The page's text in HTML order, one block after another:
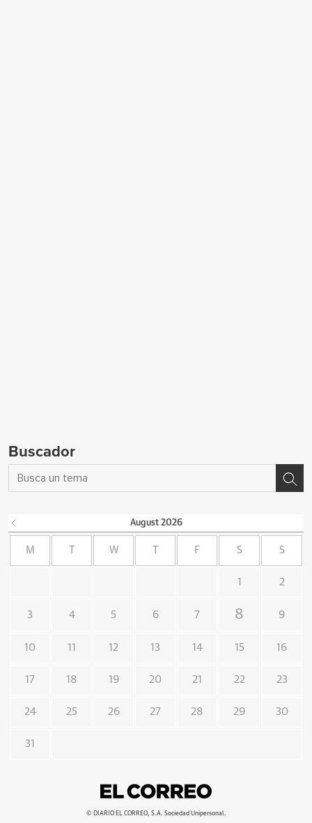
Buscador
August 2026
M W F S S
1 2
3 4 5 6 7 8 9
10 11 12 13 14 15 16
17 18 19 20 21 22 23
24 25 26 27 28 29 30
31
© DIARIO EL CORREO, S.A. Sociedad Unipersonal.